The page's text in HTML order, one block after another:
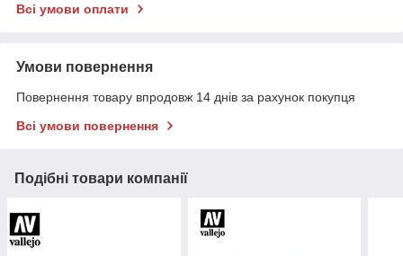
Всі умови оплати
Умови повернення
Повернення товару впродовж 14 днів за рахунок покупця
Всі умови повернення
Подібні товари компанії